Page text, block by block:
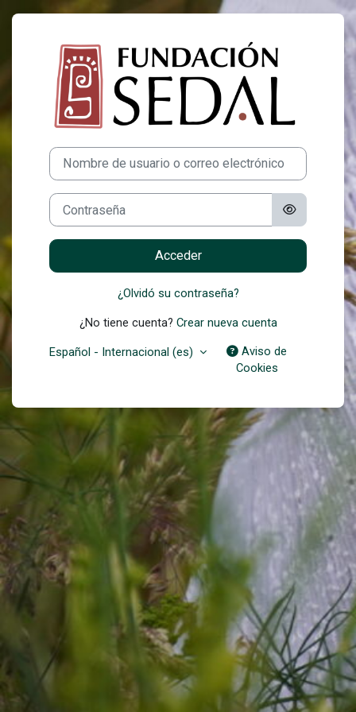
Salta al contenido principal
Entrar a Cursos
Saltar a creación de una nueva cuenta
Nombre de usuario o correo electrónico
Contraseña
Acceder
¿Olvidó su contraseña?
¿No tiene cuenta? Crear nueva cuenta
Español - Internacional ‎(es)‎
Aviso de
Cookies